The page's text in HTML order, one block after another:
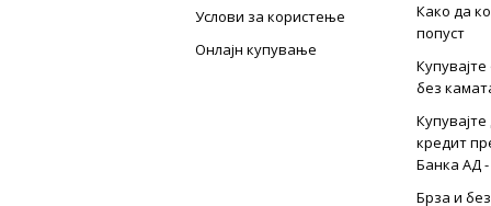
Услови за користење
Онлајн купување
Како да
попуст
без
кредит
Банка АД -
Брза и